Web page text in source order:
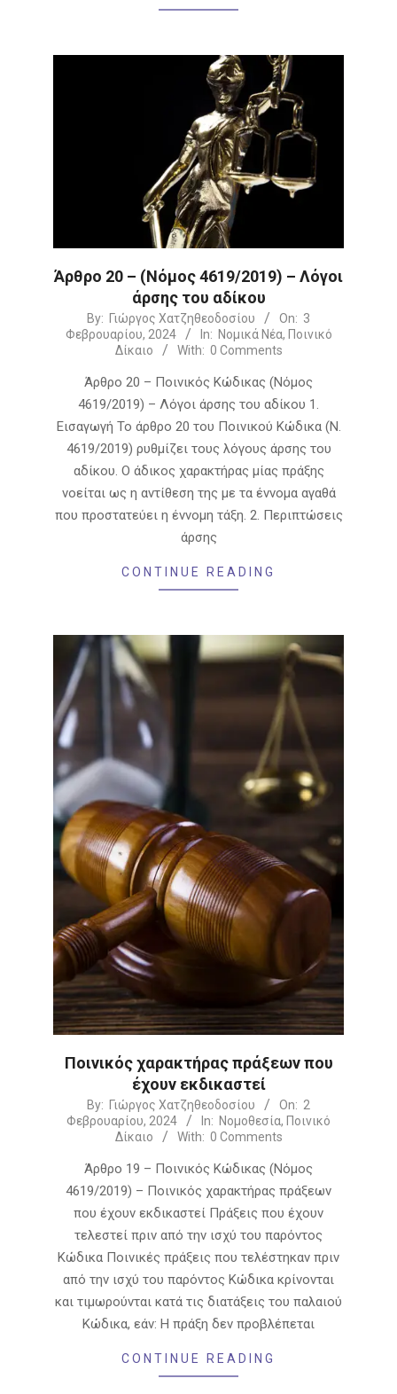
Άρθρο 20 – (Νόμος 4619/2019) – Λόγοι
άρσης του αδίκου
02-
By: Γιώργος Χατζηθεοδοσίου On: 3
Φεβρουαρίου, 2024
In: Νομικά Νέα, Ποινικό
Δίκαιο
With: 0 Comments
Άρθρο 20 – Ποινικός Κώδικας (Νόμος
4619/2019) – Λόγοι άρσης του αδίκου 1.
Εισαγωγή Το άρθρο 20 του Ποινικού Κώδικα (Ν.
4619/2019) ρυθμίζει τους λόγους άρσης του
αδίκου. Ο άδικος χαρακτήρας μίας πράξης
νοείται ως η αντίθεση της με τα έννομα αγαθά
που προστατεύει η έννομη τάξη. 2. Περιπτώσεις
άρσης
CONTINUE READING
Ποινικός χαρακτήρας πράξεων που
έχουν εκδικαστεί
02-
By: Γιώργος Χατζηθεοδοσίου On: 2
Φεβρουαρίου, 2024
In: Νομοθεσία, Ποινικό
Δίκαιο
With: 0 Comments
Άρθρο 19 – Ποινικός Κώδικας (Νόμος
4619/2019) – Ποινικός χαρακτήρας πράξεων
που έχουν εκδικαστεί Πράξεις που έχουν
τελεστεί πριν από την ισχύ του παρόντος
Κώδικα Ποινικές πράξεις που τελέστηκαν πριν
από την ισχύ του παρόντος Κώδικα κρίνονται
και τιμωρούνται κατά τις διατάξεις του παλαιού
Κώδικα, εάν: Η πράξη δεν προβλέπεται
CONTINUE READING